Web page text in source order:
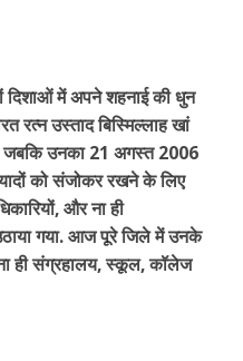
दिशाओं में अपने शहनाई की धुन
रत्न उस्ताद बिस्मिल्लाह खां
जबकि उनका 21 अगस्त 2006
को संजोकर रखने के लिए
और ना ही
गया. आज पूरे जिले में उनके
ही संग्रहालय, स्कूल, कॉलेज